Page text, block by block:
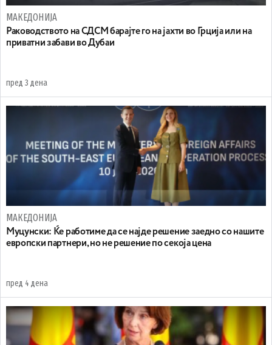
МАКЕДОНИЈА
Раководството на СДСМ барајте го на јахти во Грција или на
приватни забави во Дубаи
пред 3 дена
МАКЕДОНИЈА
Муцунски: Ќе работиме да се најде решение заедно со нашите
европски партнери, но не решение по секоја цена
пред 4 дена